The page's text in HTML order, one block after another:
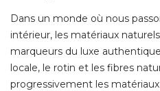
Dans un monde où nous
intérieur, les matériaux
marqueurs du luxe
locale, le rotin et les fibres
progressivement les